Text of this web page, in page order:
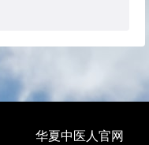
华夏中医人官网